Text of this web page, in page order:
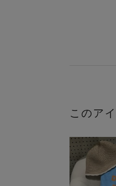
このア